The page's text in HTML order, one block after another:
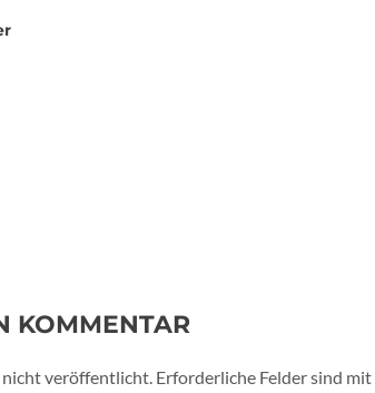
KOMMENTAR
veröffentlicht. Erforderliche Felder sind mit